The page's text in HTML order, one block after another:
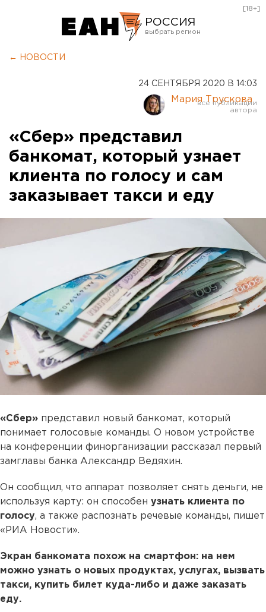
РОССИЯ
Курган
Оренбург
[18+]
← НОВОСТИ
24 СЕНТЯБРЯ 2020 В 14:03
Мария Трускова
«Сбер» представил
банкомат, который узнает
клиента по голосу и сам
заказывает такси и еду
«Сбер» представил новый банкомат, который
понимает голосовые команды. О новом устройстве
на конференции финорганизации рассказал первый
замглавы банка Александр Ведяхин.
Он сообщил, что аппарат позволяет снять деньги, не
используя карту: он способен узнать клиента по
голосу, а также распознать речевые команды, пишет
«РИА Новости».
Экран банкомата похож на смартфон: на нем
можно узнать о новых продуктах, услугах, вызвать
такси, купить билет куда-либо и даже заказать
еду.